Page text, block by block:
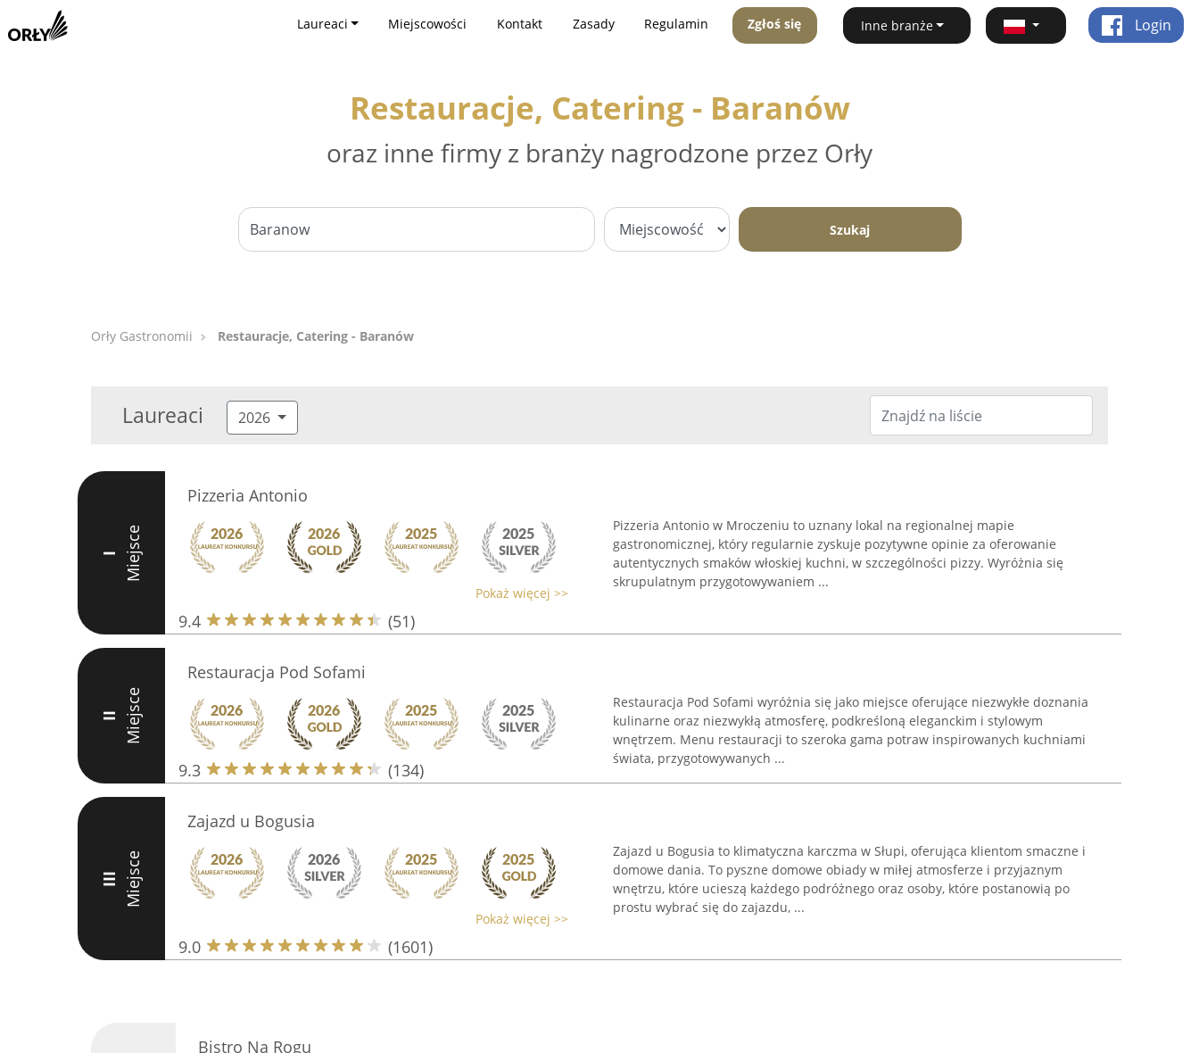
Laureaci Miejscowości Kontakt Zasady Regulamin Zgłoś się Inne branże Login
Restauracje, Catering - Baranów
oraz inne firmy z branży nagrodzone przez Orły
Szukaj
Orły Gastronomii Restauracje, Catering - Baranów
Laureaci 2026
I Miejsce
Pizzeria Antonio
Pokaż więcej >>
9.4 (51)
Pizzeria Antonio w Mroczeniu to uznany lokal na regionalnej mapie
gastronomicznej, który regularnie zyskuje pozytywne opinie za oferowanie
autentycznych smaków włoskiej kuchni, w szczególności pizzy. Wyróżnia się
skrupulatnym przygotowywaniem ...
II Miejsce
Restauracja Pod Sofami
9.3 (134)
Restauracja Pod Sofami wyróżnia się jako miejsce oferujące niezwykłe doznania
kulinarne oraz niezwykłą atmosferę, podkreśloną eleganckim i stylowym
wnętrzem. Menu restauracji to szeroka gama potraw inspirowanych kuchniami
świata, przygotowywanych ...
III Miejsce
Zajazd u Bogusia
Pokaż więcej >>
9.0 (1601)
Zajazd u Bogusia to klimatyczna karczma w Słupi, oferująca klientom smaczne i
domowe dania. To pyszne domowe obiady w miłej atmosferze i przyjaznym
wnętrzu, które ucieszą każdego podróżnego oraz osoby, które postanowią po
prostu wybrać się do zajazdu, ...
Bistro Na Rogu